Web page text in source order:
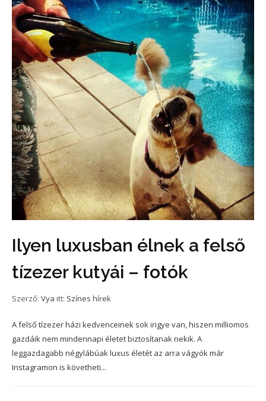
Ilyen luxusban élnek a felső
tízezer kutyái – fotók
Szerző: Vya itt: Színes hírek
A felső tízezer házi kedvenceinek sok irigye van, hiszen milliomos
gazdáik nem mindennapi életet biztosítanak nekik. A
leggazdagabb négylábúak luxus életét az arra vágyók már
Instagramon is követheti...